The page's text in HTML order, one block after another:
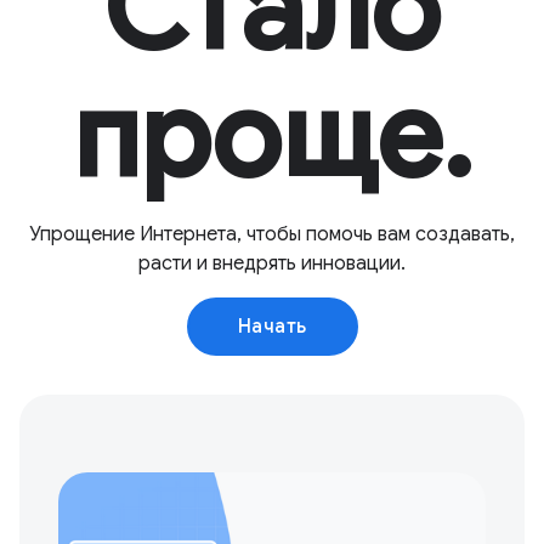
проще.
Упрощение Интернета, чтобы помочь вам создавать,
расти и внедрять инновации.
Начать